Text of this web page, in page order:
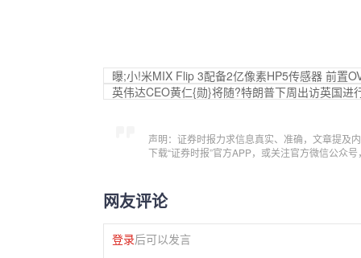
曝;小!米MIX Flip 3配备2亿像素HP5传感器 前置
英伟达CEO黄仁{勋}将随?特朗普下周出访英国进
声明：证券时报力求信息真实、准确，文章提及
下载“证券时报”官方APP，或关注官方微信公众
网友评论
登录后可以发言